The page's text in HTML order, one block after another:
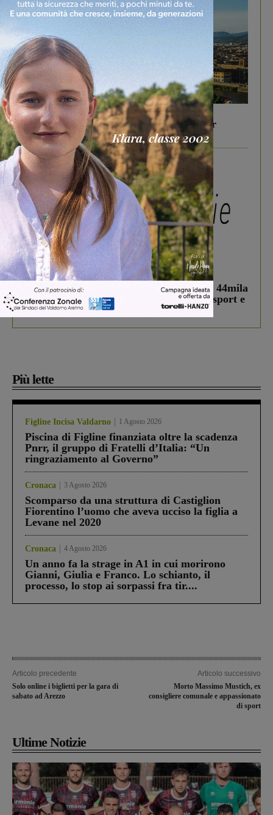
In vetrina 6 Agosto 2026
Gita di famiglia a Firenze: 5 idee per far
divertire i tuoi figli
In vetrina 3 Agosto 2026
Estra Notizie agosto: Smart Cities, oltre 44mila
studenti coinvolti, torna il bando per lo sport e
debutta il podcast Estrair
Più lette
Figline Incisa Valdarno 1 Agosto 2026
Piscina di Figline finanziata oltre la scadenza
Pnrr, il gruppo di Fratelli d’Italia: “Un
ringraziamento al Governo”
Cronaca 3 Agosto 2026
Scomparso da una struttura di Castiglion
Fiorentino l’uomo che aveva ucciso la figlia a
Levane nel 2020
Cronaca 4 Agosto 2026
Un anno fa la strage in A1 in cui morirono
Gianni, Giulia e Franco. Lo schianto, il
processo, lo stop ai sorpassi fra tir....
Articolo precedente
Solo online i biglietti per la gara di
sabato ad Arezzo
Articolo successivo
Morto Massimo Mustich, ex
consigliere comunale e appassionato
di sport
Ultime Notizie